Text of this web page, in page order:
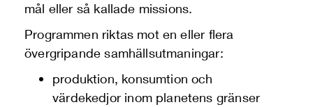
mål eller så kallade missions.
Programmen riktas mot en eller flera
övergripande samhällsutmaningar:
produktion, konsumtion och
värdekedjor inom planetens gränser